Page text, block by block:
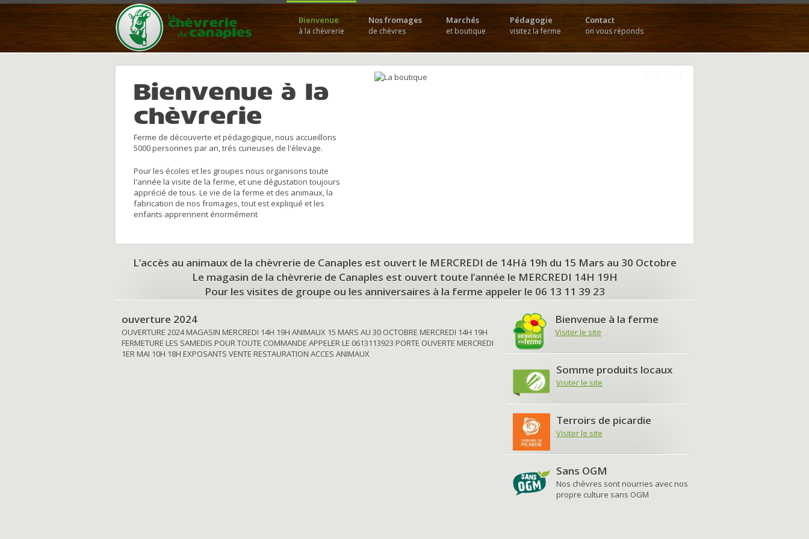
Bienvenue
à la chèvrerie
Nos fromages
de chèvres
Marchés
et boutique
Pédagogie
visitez la ferme
Contact
on vous réponds
Bienvenue à la
chèvrerie
Ferme de découverte et pédagogique, nous accueillons
5000 personnes par an, trés curieuses de l'élevage.
Pour les écoles et les groupes nous organisons toute
l'année la visite de la ferme, et une dégustation toujours
apprécié de tous. Le vie de la ferme et des animaux, la
fabrication de nos fromages, tout est expliqué et les
enfants apprennent énormément
L’accès au animaux de la chèvrerie de Canaples est ouvert le MERCREDI de 14Hà 19h du 15 Mars au 30 Octobre
Le magasin de la chèvrerie de Canaples est ouvert toute l’année le MERCREDI 14H 19H
Pour les visites de groupe ou les anniversaires à la ferme appeler le 06 13 11 39 23
ouverture 2024
OUVERTURE 2024 MAGASIN MERCREDI 14H 19H ANIMAUX 15 MARS AU 30 OCTOBRE MERCREDI 14H 19H
FERMETURE LES SAMEDIS POUR TOUTE COMMANDE APPELER LE 0613113923 PORTE OUVERTE MERCREDI
1ER MAI 10H 18H EXPOSANTS VENTE RESTAURATION ACCES ANIMAUX
Bienvenue à la ferme
Visiter le site
Somme produits locaux
Visiter le site
Terroirs de picardie
Visiter le site
Sans OGM
Nos chèvres sont nourries avec nos
propre culture sans OGM